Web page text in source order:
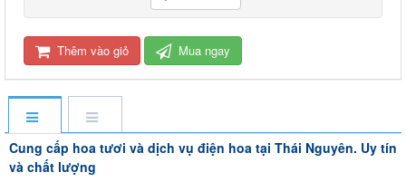
Thêm vào giỏ Mua ngay
Cung cấp hoa tươi và dịch vụ điện hoa tại Thái Nguyên. Uy tín
và chất lượng